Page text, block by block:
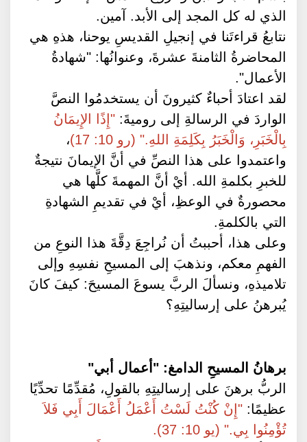
الذي له كل المجد إلى الأبد. آمين.
نتابعُ قراءتَنا في إنجيلِ القديسِ يوحنا، هذهِ هي
المحاضرةُ الثامنةَ عشرةَ، وعنوانُها: "شهادةُ
الأعمال".
لقد اعتادَ أحباءٌ كثيرونَ أن يستخدمُوا النصَّ
الواردَ في الرسالةِ إلى روميةَ: "إِذًا الإِيمَانُ
بِالْخَبَرِ، وَالْخَبَرُ بِكَلِمَةِ اللهِ." (رو 10: 17)
،
واعتمدوا على هذا النصِّ في أنَّ الإيمانَ نتيجةٌ
للخبرِ بكلمةِ الله. أيْ أنَّ المهمةَ كلَّها هي
محصورةٌ في الوعظِ، أيْ في تقديمِ الشهادةِ
التي بالكلمةِ.
وعلى هذا، أحببتُ أن نُراجِعَ دِقَّةَ هذا النوعِ من
الفهمِ معكم، ونذهبَ إلى المسيحِ نفسِهِ وإلى
تلاميذهِ، ونسألَ الربَّ يسوعَ المسيحَ: كيفَ كانَ
يُبرهنُ على إرساليتِهِ؟
برهانُ المسيحِ الدامغ: "أعمال أبي"
الربُّ برهنَ على إرساليتِهِ بالقولِ، مُقدِّمًا تحدِّيًا
عظيمًا: "إِنْ كُنْتُ لَسْتُ أَعْمَلُ أَعْمَالَ أَبِي فَلاَ
تُؤْمِنُوا بِي." (يو 10: 37).